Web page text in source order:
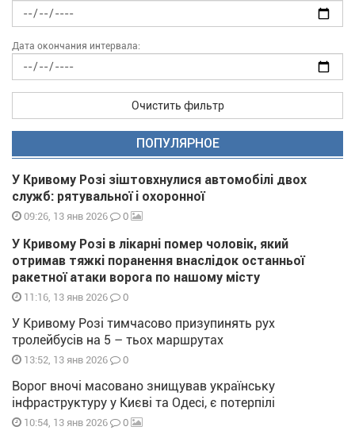
Дата окончания интервала:
Очистить фильтр
ПОПУЛЯРНОЕ
У Кривому Розі зіштовхнулися автомобілі двох
служб: рятувальної і охоронної
09:26, 13 янв 2026 0
У Кривому Розі в лікарні помер чоловік, який
отримав тяжкі поранення внаслідок останньої
ракетної атаки ворога по нашому місту
11:16, 13 янв 2026 0
У Кривому Розі тимчасово призупинять рух
тролейбусів на 5 – тьох маршрутах
13:52, 13 янв 2026 0
Ворог вночі масовано знищував українську
інфраструктуру у Києві та Одесі, є потерпілі
10:54, 13 янв 2026 0